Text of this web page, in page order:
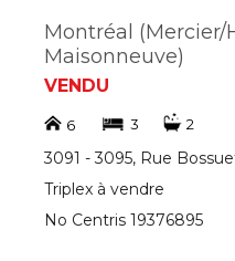
Montréal (Mercier/
Maisonneuve)
VENDU
6 3 2
3091 - 3095, Rue
Triplex à vendre
No Centris 19376895